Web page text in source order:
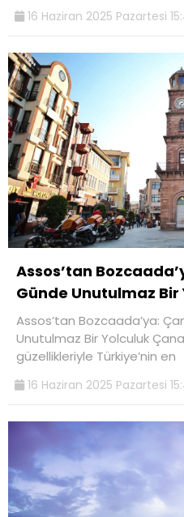
16 Haziran 2025 Pazartesi
Assos’tan
Günde Unutulmaz Bir
Assos’tan Bozcaada’ya:
Unutulmaz Bir Yolculuk
güzellikleriyle Türkiye’nin en
16 Haziran 2025 Pazartesi